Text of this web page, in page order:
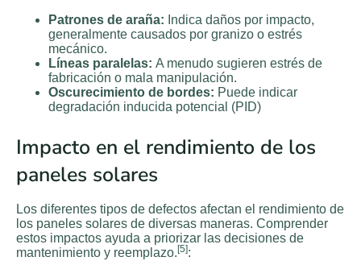
Patrones de araña: Indica daños por impacto,
generalmente causados por granizo o estrés
mecánico.
Líneas paralelas: A menudo sugieren estrés de
fabricación o mala manipulación.
Oscurecimiento de bordes: Puede indicar
degradación inducida potencial (PID)
Impacto en el rendimiento de los
paneles solares
Los diferentes tipos de defectos afectan el rendimiento de
los paneles solares de diversas maneras. Comprender
estos impactos ayuda a priorizar las decisiones de
mantenimiento y reemplazo. [5]: